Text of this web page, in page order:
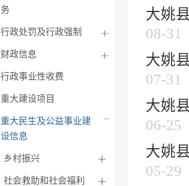
务
行政处罚及行政强制
财政信息
行政事业性收费
重大建设项目
重大民生及公益事业建
设信息
乡村振兴
社会救助和社会福利
大姚
08-31
大姚
07-31
大姚
06-25
大姚
05-29